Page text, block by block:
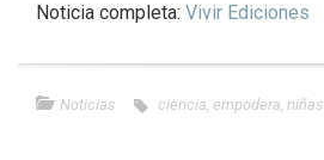
Noticia completa: Vivir Ediciones
Noticias ciencia, empodera, niñas